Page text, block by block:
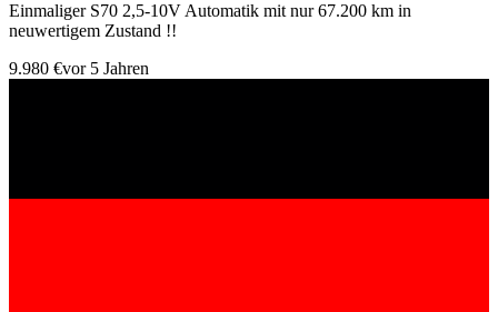
Einmaliger S70 2,5-10V Automatik mit nur 67.200 km in
neuwertigem Zustand !!
9.980 €vor 5 Jahren